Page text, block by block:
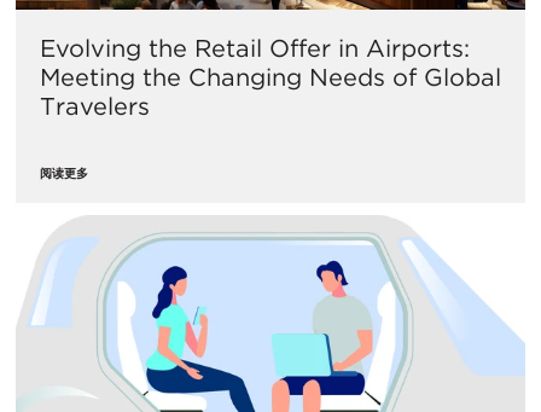
Evolving the Retail Offer in Airports:
Meeting the Changing Needs of Global
Travelers
阅读更多